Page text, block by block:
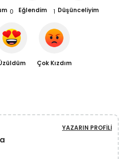
Eğlendim Düşünceliyim
0 1
Çok Kızdım
YAZARIN PROFILI